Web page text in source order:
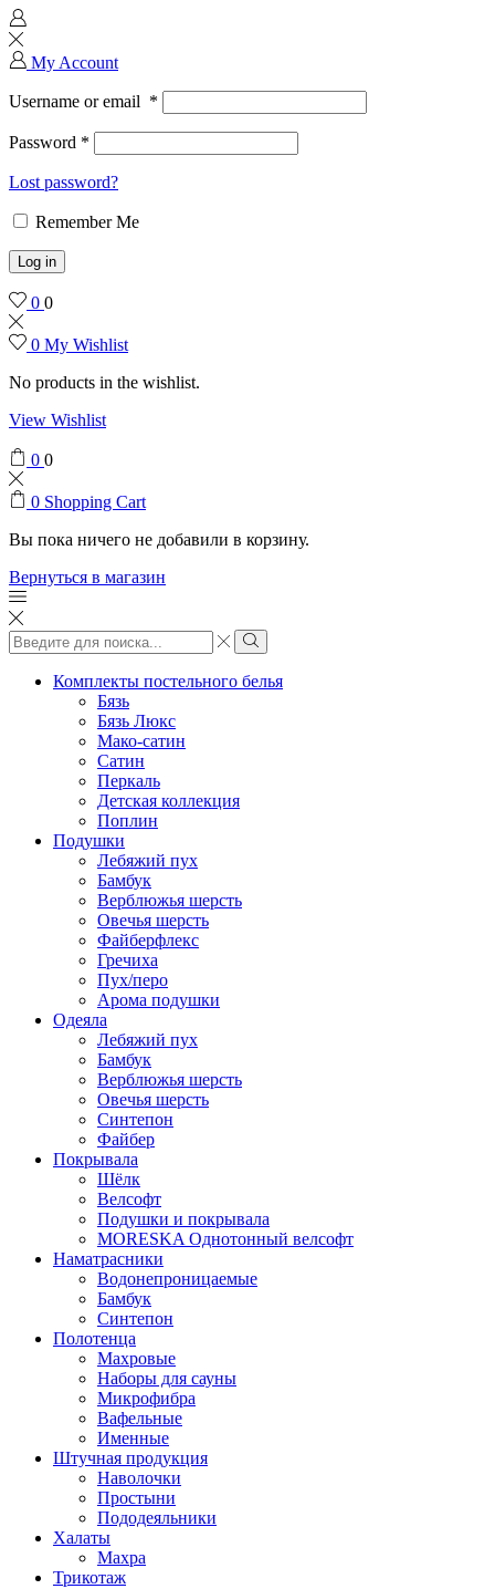
My Account
Username or email *
Password *
Lost password?
Remember Me
Log in
0 0
0 My Wishlist
No products in the wishlist.
View Wishlist
0 0
0 Shopping Cart
Вы пока ничего не добавили в корзину.
Вернуться в магазин
Search
input
Search
Комплекты постельного белья
Бязь
Бязь Люкс
Мако-сатин
Сатин
Перкаль
Детская коллекция
Поплин
Подушки
Лебяжий пух
Бамбук
Верблюжья шерсть
Овечья шерсть
Файберфлекс
Гречиха
Пух/перо
Арома подушки
Одеяла
Лебяжий пух
Бамбук
Верблюжья шерсть
Овечья шерсть
Синтепон
Файбер
Покрывала
Шёлк
Велсофт
Подушки и покрывала
MORESKA Однотонный велсофт
Наматрасники
Водонепроницаемые
Бамбук
Синтепон
Полотенца
Махровые
Наборы для сауны
Микрофибра
Вафельные
Именные
Штучная продукция
Наволочки
Простыни
Пододеяльники
Халаты
Махра
Трикотаж